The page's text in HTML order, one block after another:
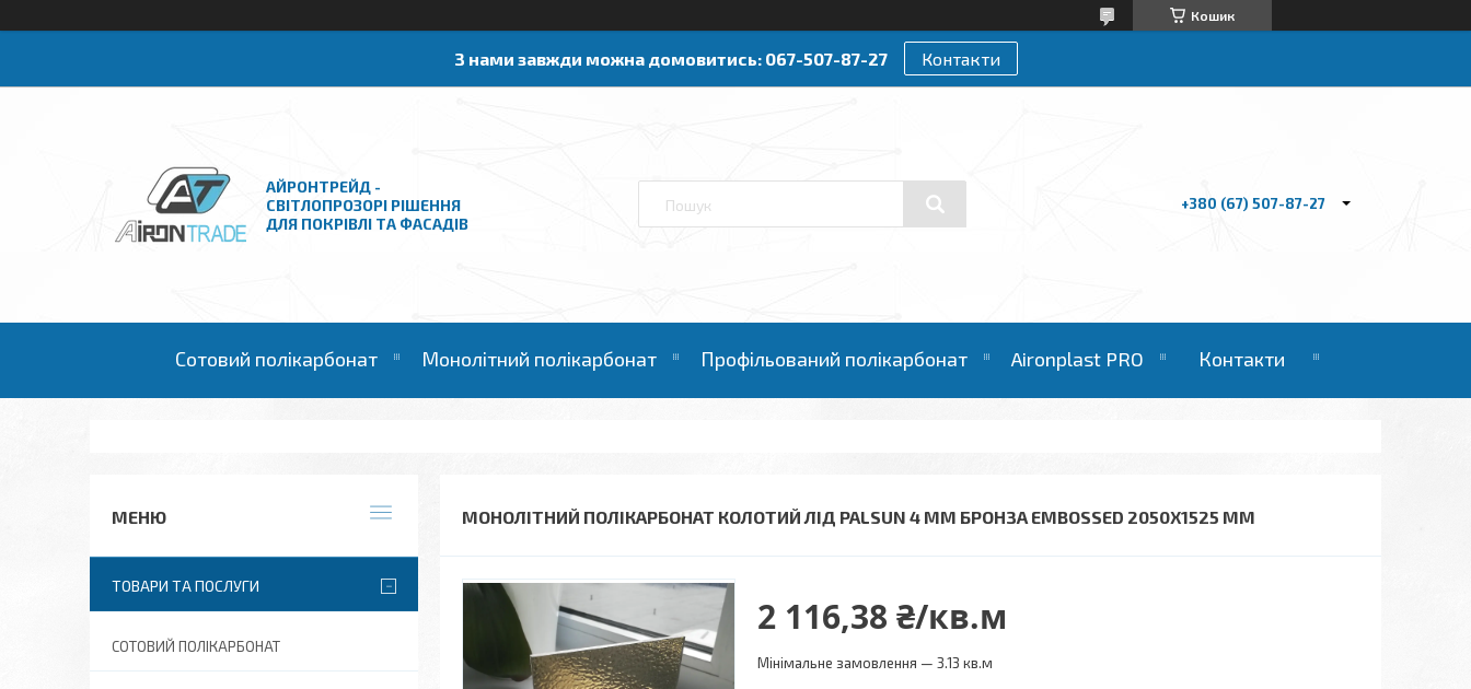
Кошик
З нами завжди можна домовитись: 067-507-87-27 Контакти
АЙРОНТРЕЙД -
СВІТЛОПРОЗОРІ РІШЕННЯ
ДЛЯ ПОКРІВЛІ ТА ФАСАДІВ
+380 (67) 507-87-27
Сотовий полікарбонат Монолітний полікарбонат Профільований полікарбонат Aironplast PRO Контакти
МОНОЛІТНИЙ ПОЛІКАРБОНАТ КОЛОТИЙ ЛІД PALSUN 4 ММ БРОНЗА EMBOSSED 2050X1525 ММ
2 116,38 ₴/кв.м
Мінімальне замовлення — 3.13 кв.м
ТОВАРИ ТА ПОСЛУГИ
СОТОВИЙ ПОЛІКАРБОНАТ